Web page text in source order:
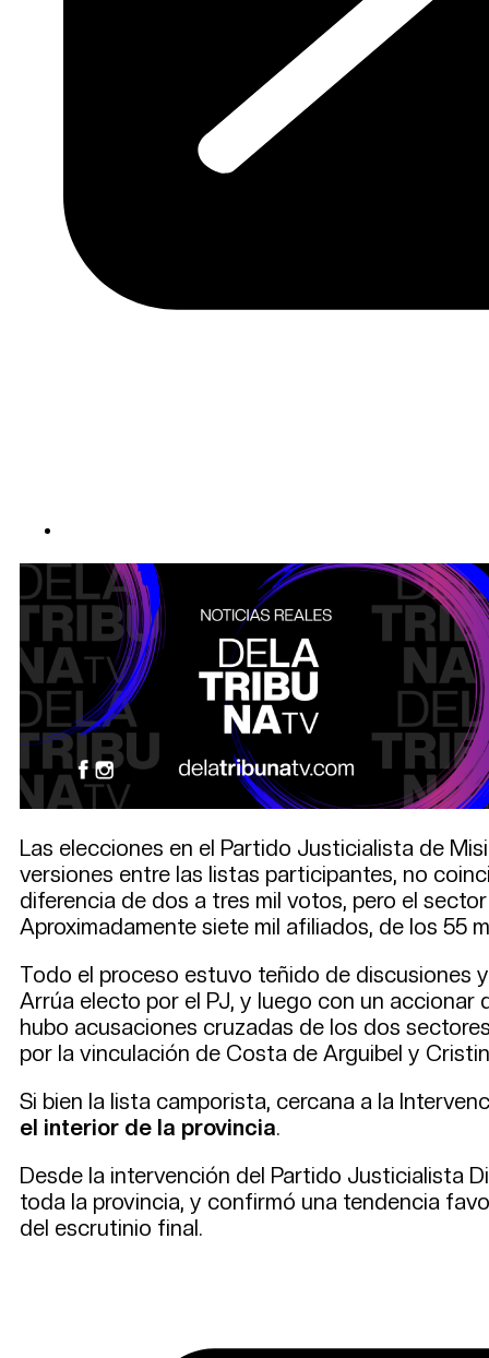
Las elecciones en el Partido Justicialista de
versiones entre las listas participantes, no
diferencia de dos a tres mil votos, pero el
Aproximadamente siete mil afiliados, de los 55
Todo el proceso estuvo teñido de discusiones
Arrúa electo por el PJ, y luego con un
hubo acusaciones cruzadas de los dos
por la vinculación de Costa de Arguibel y
Si bien la lista camporista, cercana a la
el interior de la provincia.
Desde la intervención del Partido Justicialista
toda la provincia, y confirmó una tendencia
del escrutinio final.